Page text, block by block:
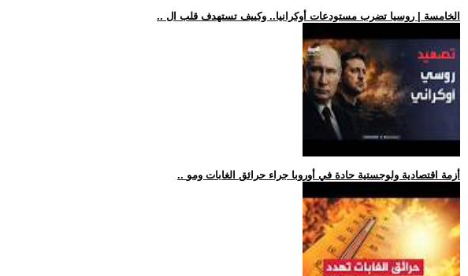
.. الخامسة | روسيا تضرب مستودعات أوكرانيا.. وكييف تستهدف قلب ال
.. أزمة اقتصادية ولوجستية حادة في أوروبا جراء حرائق الغابات ومو